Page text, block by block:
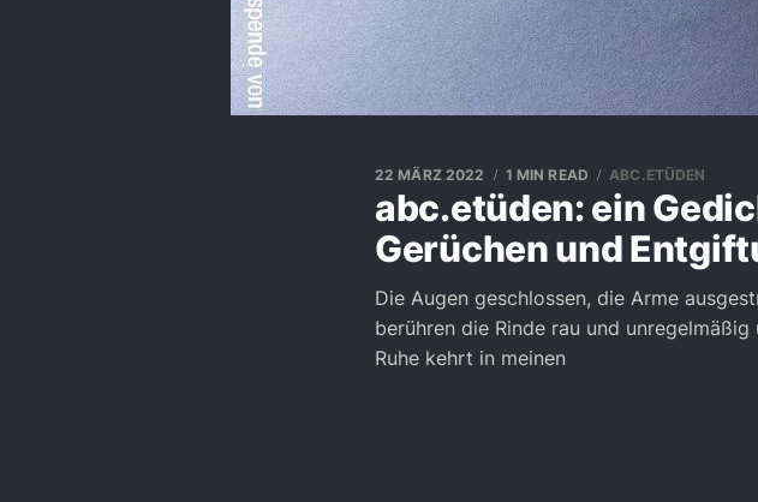
abc.etüden: ein
Gerüchen und
22 MÄRZ 2022 1 MIN READ ABC.ETÜDEN
Die Augen geschlossen, die Arme
berühren die Rinde rau und
Ruhe kehrt in meinen